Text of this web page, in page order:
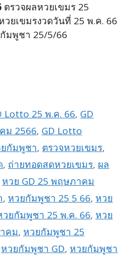
ตรวจผลหวยเขมร 25
ยเขมรงวดวันที่ 25 พ.ค. 66
มพูชา 25/5/66
Lotto 25 พ.ค. 66, GD
ม 2566, GD Lotto
กัมพูชา, ตรวจหวยเขมร,
, ถ่ายทอดสดหวยเขมร, ผล
หวย GD 25 พฤษภาคม
, หวยกัมพูชา 25 5 66, หวย
วยกัมพูชา 25 พ.ค. 66, หวย
คม, หวยกัมพูชา 25
หวยกัมพูชา GD, หวยกัมพูชา